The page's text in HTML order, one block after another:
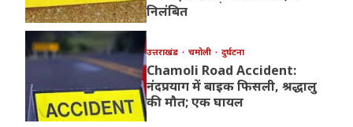
निलंबित
उत्तराखंड चमोली दुर्घटना
Chamoli Road Accident:
नंदप्रयाग में बाइक फिसली, श्रद्धालु
की मौत; एक घायल